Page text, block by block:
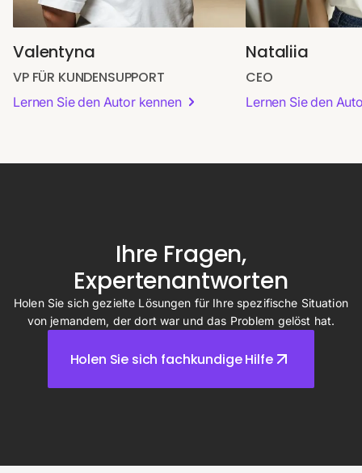
Valentyna
VP FÜR KUNDENSUPPORT
Lernen Sie den Autor kennen
Nataliia
CEO
Lernen Sie den
Ihre Fragen,
Expertenantworten
Holen Sie sich gezielte Lösungen für Ihre spezifische Situation
von jemandem, der dort war und das Problem gelöst hat.
Holen Sie sich fachkundige Hilfe